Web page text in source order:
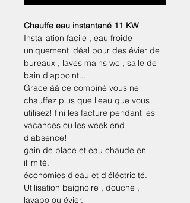
Chauffe eau instantané 11 KW
Installation facile , eau froide
uniquement idéal pour des évier de
bureaux , laves mains wc , salle de
bain d'appoint...
Grace àà ce combiné vous ne
chauffez plus que l'eau que vous
utilisez! fini les facture pendant les
vacances ou les week end
d'absence!
gain de place et eau chaude en
illimité.
économies d'eau et d'éléctricité.
Utilisation baignoire , douche ,
lavabo ou évier.